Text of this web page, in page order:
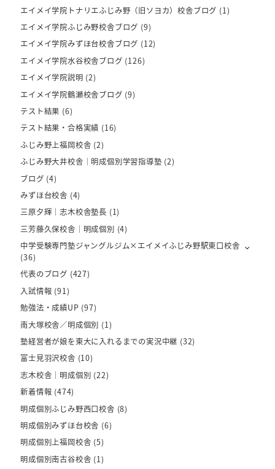
エイメイ学院トナリエふじみ野（旧ソヨカ）校舎ブログ (1)
エイメイ学院ふじみ野校舎ブログ (9)
エイメイ学院みずほ台校舎ブログ (12)
エイメイ学院水谷校舎ブログ (126)
エイメイ学院説明 (2)
エイメイ学院鶴瀬校舎ブログ (9)
テスト結果 (6)
テスト結果・合格実績 (16)
ふじみ野上福岡校舎 (2)
ふじみ野大井校舎｜明成個別学習指導塾 (2)
ブログ (4)
みずほ台校舎 (4)
三原夕輝｜志木校舎塾長 (1)
三芳藤久保校舎｜明成個別 (4)
中学受験専門塾ジャングルジム×エイメイふじみ野駅東口校舎
(36)
代表のブログ (427)
入試情報 (91)
勉強法・成績UP (97)
南大塚校舎／明成個別 (1)
塾経営者が娘を東大に入れるまでの実況中継 (32)
富士見羽沢校舎 (10)
志木校舎｜明成個別 (22)
新着情報 (474)
明成個別ふじみ野西口校舎 (8)
明成個別みずほ台校舎 (6)
明成個別上福岡校舎 (5)
明成個別南古谷校舎 (1)